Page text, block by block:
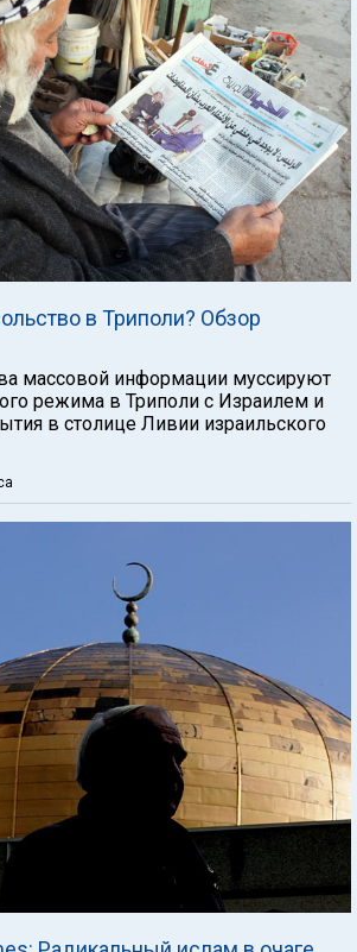
в Триполи? Обзор
массовой информации муссируют
режима в Триполи с Израилем и
в столице Ливии израильского